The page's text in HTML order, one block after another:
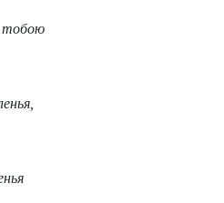
тобою